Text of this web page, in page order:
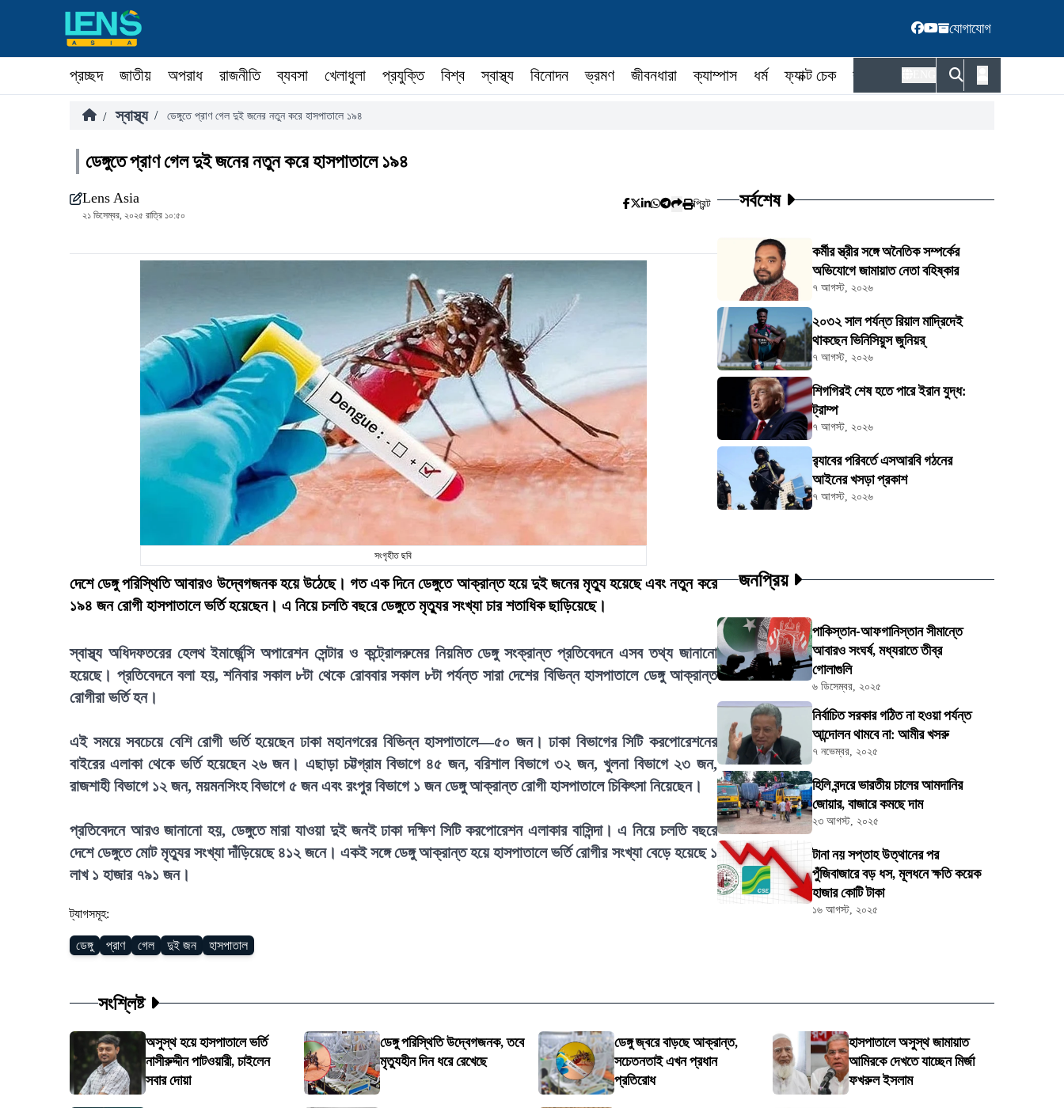
যোগাযোগ
প্রচ্ছদ জাতীয় অপরাধ রাজনীতি ব্যবসা খেলাধুলা প্রযুক্তি বিশ্ব স্বাস্থ্য বিনোদন ভ্রমণ জীবনধারা ক্যাম্পাস ধর্ম ফ্যাক্ট চেক কর্মকর্তা
/ স্বাস্থ্য / ডেঙ্গুতে প্রাণ গেল দুই জনের নতুন করে হাসপাতালে ১৯৪
ডেঙ্গুতে প্রাণ গেল দুই জনের নতুন করে হাসপাতালে ১৯৪
Lens Asia
২১ ডিসেম্বর, ২০২৫ রাত্রি ১০:৫০
প্রিন্ট
সংগৃহীত ছবি
দেশে ডেঙ্গু পরিস্থিতি আবারও উদ্বেগজনক হয়ে উঠেছে। গত এক দিনে ডেঙ্গুতে আক্রান্ত হয়ে দুই জনের মৃত্যু হয়েছে এবং নতুন করে
১৯৪ জন রোগী হাসপাতালে ভর্তি হয়েছেন। এ নিয়ে চলতি বছরে ডেঙ্গুতে মৃত্যুর সংখ্যা চার শতাধিক ছাড়িয়েছে।
স্বাস্থ্য অধিদফতরের হেলথ ইমার্জেন্সি অপারেশন সেন্টার ও কন্ট্রোলরুমের নিয়মিত ডেঙ্গু সংক্রান্ত প্রতিবেদনে এসব তথ্য জানানো
হয়েছে। প্রতিবেদনে বলা হয়, শনিবার সকাল ৮টা থেকে রোববার সকাল ৮টা পর্যন্ত সারা দেশের বিভিন্ন হাসপাতালে ডেঙ্গু আক্রান্ত
রোগীরা ভর্তি হন।
এই সময়ে সবচেয়ে বেশি রোগী ভর্তি হয়েছেন ঢাকা মহানগরের বিভিন্ন হাসপাতালে—৫০ জন। ঢাকা বিভাগের সিটি করপোরেশনের
বাইরের এলাকা থেকে ভর্তি হয়েছেন ২৬ জন। এছাড়া চট্টগ্রাম বিভাগে ৪৫ জন, বরিশাল বিভাগে ৩২ জন, খুলনা বিভাগে ২৩ জন,
রাজশাহী বিভাগে ১২ জন, ময়মনসিংহ বিভাগে ৫ জন এবং রংপুর বিভাগে ১ জন ডেঙ্গু আক্রান্ত রোগী হাসপাতালে চিকিৎসা নিয়েছেন।
প্রতিবেদনে আরও জানানো হয়, ডেঙ্গুতে মারা যাওয়া দুই জনই ঢাকা দক্ষিণ সিটি করপোরেশন এলাকার বাসিন্দা। এ নিয়ে চলতি বছরে
দেশে ডেঙ্গুতে মোট মৃত্যুর সংখ্যা দাঁড়িয়েছে ৪১২ জনে। একই সঙ্গে ডেঙ্গু আক্রান্ত হয়ে হাসপাতালে ভর্তি রোগীর সংখ্যা বেড়ে হয়েছে ১
লাখ ১ হাজার ৭৯১ জন।
ট্যাগসমূহ:
ডেঙ্গু প্রাণ গেল দুই জন হাসপাতাল
সর্বশেষ
কর্মীর স্ত্রীর সঙ্গে অনৈতিক সম্পর্কের
অভিযোগে জামায়াত নেতা বহিষ্কার
৭ আগস্ট, ২০২৬
২০৩২ সাল পর্যন্ত রিয়াল মাদ্রিদেই
থাকছেন ভিনিসিয়ুস জুনিয়র্
৭ আগস্ট, ২০২৬
শিগগিরই শেষ হতে পারে ইরান যুদ্ধ:
ট্রাম্প
৭ আগস্ট, ২০২৬
র‍্যাবের পরিবর্তে এসআরবি গঠনের
আইনের খসড়া প্রকাশ
৭ আগস্ট, ২০২৬
জনপ্রিয়
পাকিস্তান-আফগানিস্তান সীমান্তে
আবারও সংঘর্ষ, মধ্যরাতে তীব্র
গোলাগুলি
৬ ডিসেম্বর, ২০২৫
নির্বাচিত সরকার গঠিত না হওয়া পর্যন্ত
আন্দোলন থামবে না: আমীর খসরু
৭ নভেম্বর, ২০২৫
হিলি বন্দরে ভারতীয় চালের আমদানির
জোয়ার, বাজারে কমছে দাম
২৩ আগস্ট, ২০২৫
টানা নয় সপ্তাহ উত্থানের পর
পুঁজিবাজারে বড় ধস, মূলধনে ক্ষতি কয়েক
হাজার কোটি টাকা
১৬ আগস্ট, ২০২৫
সংশ্লিষ্ট
অসুস্থ হয়ে হাসপাতালে ভর্তি
নাসীরুদ্দীন পাটওয়ারী, চাইলেন
সবার দোয়া
ডেঙ্গু পরিস্থিতি উদ্বেগজনক, তবে
মৃত্যুহীন দিন ধরে রেখেছে
ডেঙ্গু জ্বরে বাড়ছে আক্রান্ত,
সচেতনতাই এখন প্রধান
প্রতিরোধ
হাসপাতালে অসুস্থ জামায়াত
আমিরকে দেখতে যাচ্ছেন মির্জা
ফখরুল ইসলাম